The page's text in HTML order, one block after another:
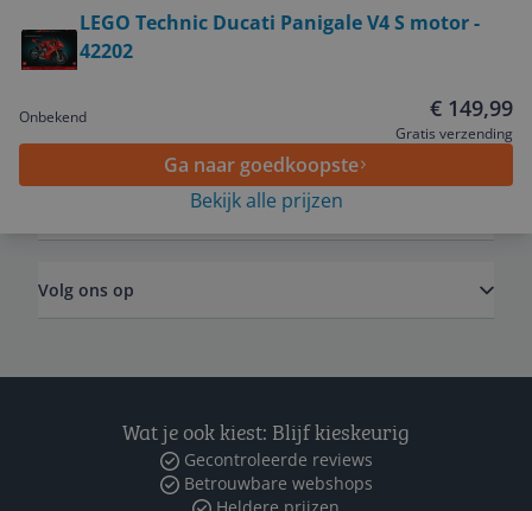
LEGO Technic Ducati Panigale V4 S motor -
42202
Onbekend € 149,99
Gratis verzending
Ga naar goedkoopste
Bekijk alle prijzen
Service
Volg ons op
Wat je ook kiest: Blijf kieskeurig
Gecontroleerde reviews
Betrouwbare webshops